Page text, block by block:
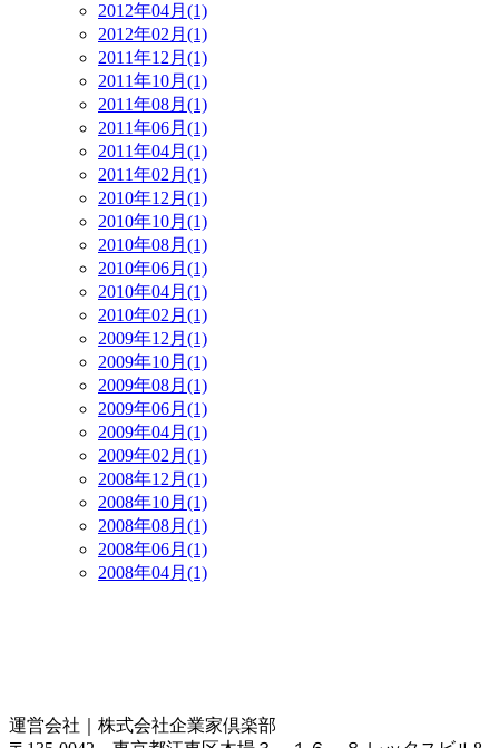
2012年04月(1)
2012年02月(1)
2011年12月(1)
2011年10月(1)
2011年08月(1)
2011年06月(1)
2011年04月(1)
2011年02月(1)
2010年12月(1)
2010年10月(1)
2010年08月(1)
2010年06月(1)
2010年04月(1)
2010年02月(1)
2009年12月(1)
2009年10月(1)
2009年08月(1)
2009年06月(1)
2009年04月(1)
2009年02月(1)
2008年12月(1)
2008年10月(1)
2008年08月(1)
2008年06月(1)
2008年04月(1)
運営会社｜ 株式会社企業家倶楽部